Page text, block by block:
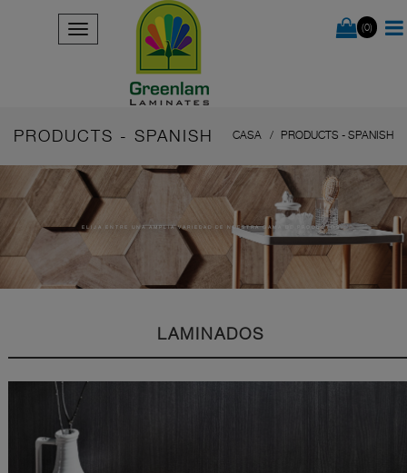
(0)
PRODUCTS - SPANISH CASA PRODUCTS - SPANISH
ELIJA ENTRE UNA AMPLIA VARIEDAD DE NUESTRA GAMA DE PRODUCTOS
LAMINADOS